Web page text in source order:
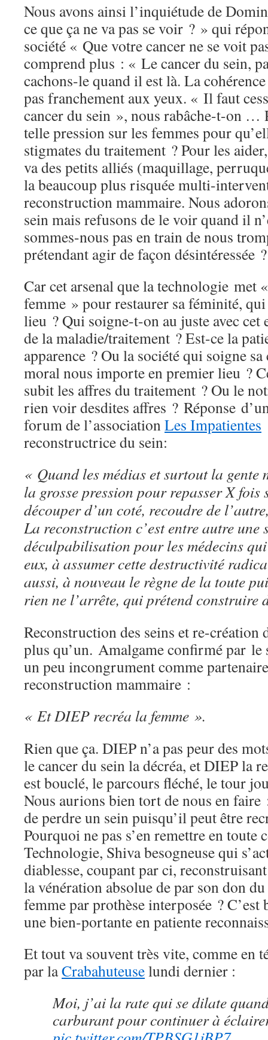
Nous avons ainsi l’inquiétude de
ce que ça ne va pas se voir ? » qui
société « Que votre cancer ne se voit
comprend plus : « Le cancer du sein,
cachons-le quand il est là. La
pas franchement aux yeux. « Il faut
cancer du sein », nous rabâche-t-on …
telle pression sur les femmes pour
stigmates du traitement ? Pour les
va des petits alliés (maquillage,
la beaucoup plus risquée multi-
reconstruction mammaire. Nous
sein mais refusons de le voir quand il
sommes-nous pas en train de nous
prétendant agir de façon désintéressée ?
Car cet arsenal que la technologie met
femme » pour restaurer sa féminité,
lieu ? Qui soigne-t-on au juste avec cet
de la maladie/traitement ? Est-ce la
apparence ? Ou la société qui soigne
moral nous importe en premier lieu ?
subit les affres du traitement ? Ou le
rien voir desdites affres ? Réponse
forum de l’associationLes Impatientes
reconstructrice du sein:
« Quand les médias et surtout la gente
la grosse pression pour repasser X
découper d’un coté, recoudre de
La reconstruction c’est entre autre une
déculpabilisation pour les médecins
eux, à assumer cette destructivité
aussi, à nouveau le règne de la toute
rien ne l’arrête, qui prétend construire
Reconstruction des seins et re-création
plus qu’un. Amalgame confirmé par le
un peu incongrument comme
reconstruction mammaire :
« Et DIEP recréa la femme ».
Rien que ça. DIEP n’a pas peur des
le cancer du sein la décréa, et DIEP la
est bouclé, le parcours fléché, le tour
Nous aurions bien tort de nous en
de perdre un sein puisqu’il peut être
Pourquoi ne pas s’en remettre en toute
Technologie, Shiva besogneuse qui
diablesse, coupant par ci,
la vénération absolue de par son don
femme par prothèse interposée ? C’est
une bien-portante en patiente
Et tout va souvent très vite, comme en
par laCrabahuteuselundi dernier :
Moi, j’ai la rate qui se dilate
carburant pour continuer à